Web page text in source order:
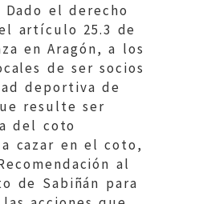
Dado el derecho
artículo 25.3 de
en Aragón, a los
de ser socios
deportiva de
resulte ser
del coto
cazar en el coto,
al
de Sabiñán para